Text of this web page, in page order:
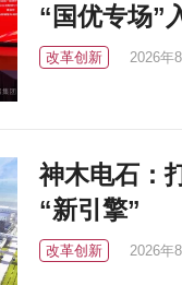
“国优专场”
改革创新 2026年
神木电石：
“新引擎”
改革创新 2026年